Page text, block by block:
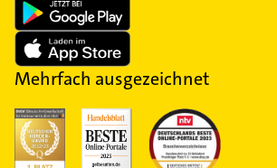
Mehrfach ausgezeichnet